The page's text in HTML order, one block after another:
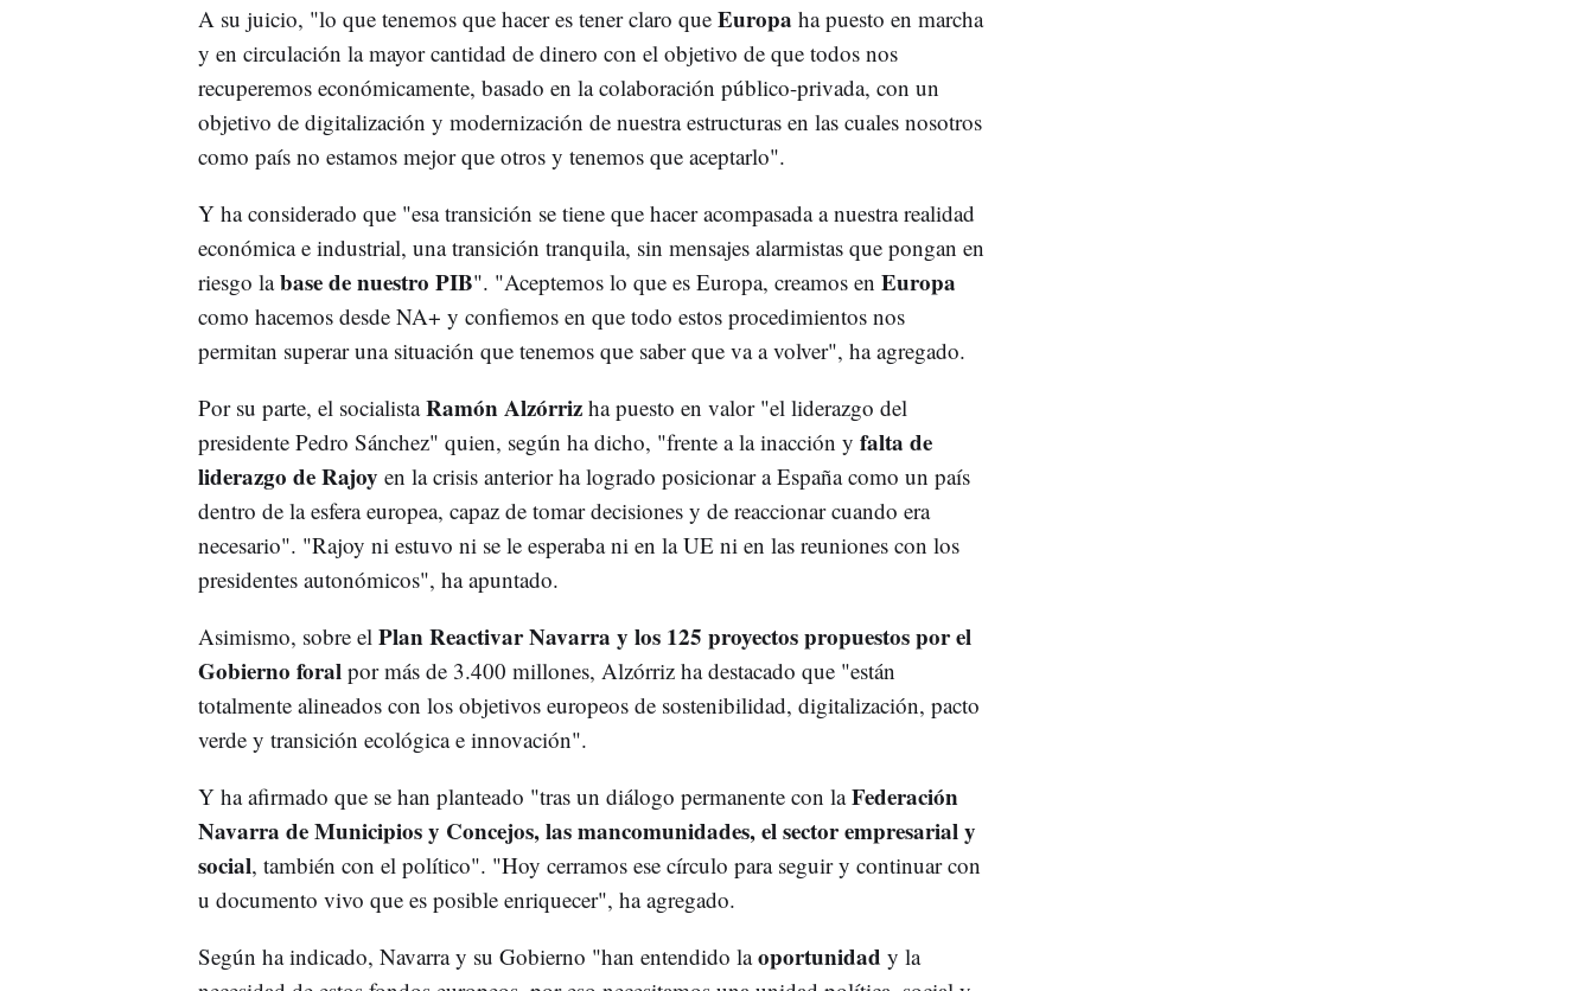
A su juicio, "lo que tenemos que hacer es tener claro que Europa ha puesto en marcha
y en circulación la mayor cantidad de dinero con el objetivo de que todos nos
recuperemos económicamente, basado en la colaboración público-privada, con un
objetivo de digitalización y modernización de nuestra estructuras en las cuales nosotros
como país no estamos mejor que otros y tenemos que aceptarlo".
Y ha considerado que "esa transición se tiene que hacer acompasada a nuestra realidad
económica e industrial, una transición tranquila, sin mensajes alarmistas que pongan en
riesgo labase de nuestro PIB". "Aceptemos lo que es Europa, creamos en Europa
como hacemos desde NA+ y confiemos en que todo estos procedimientos nos
permitan superar una situación que tenemos que saber que va a volver", ha agregado.
Por su parte, el socialistaRamón Alzórriz ha puesto en valor "el liderazgo del
presidente Pedro Sánchez" quien, según ha dicho, "frente a la inacción y falta de
liderazgo de Rajoy en la crisis anterior ha logrado posicionar a España como un país
dentro de la esfera europea, capaz de tomar decisiones y de reaccionar cuando era
necesario". "Rajoy ni estuvo ni se le esperaba ni en la UE ni en las reuniones con los
presidentes autonómicos", ha apuntado.
Asimismo, sobre el Plan Reactivar Navarra y los 125 proyectos propuestos por el
Gobierno foral por más de 3.400 millones, Alzórriz ha destacado que "están
totalmente alineados con los objetivos europeos de sostenibilidad, digitalización, pacto
verde y transición ecológica e innovación".
Y ha afirmado que se han planteado "tras un diálogo permanente con laFederación
Navarra de Municipios y Concejos, las mancomunidades, el sector empresarial y
social, también con el político". "Hoy cerramos ese círculo para seguir y continuar con
u documento vivo que es posible enriquecer", ha agregado.
Según ha indicado, Navarra y su Gobierno "han entendido laoportunidad y la